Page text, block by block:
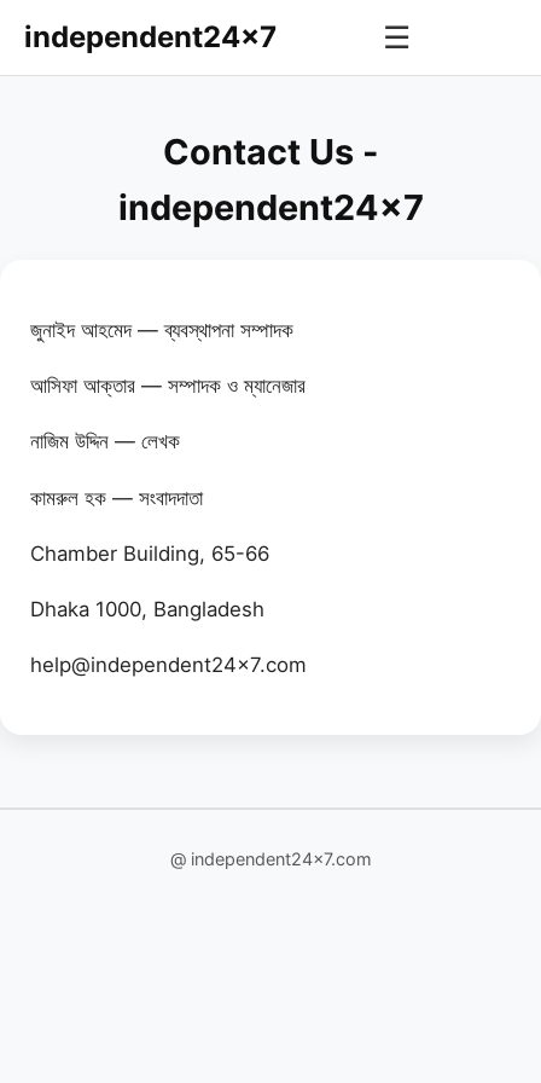
independent24x7 ☰
Contact Us -
independent24x7
জুনাইদ আহমেদ — ব্যবস্থাপনা সম্পাদক
আসিফা আক্তার — সম্পাদক ও ম্যানেজার
নাজিম উদ্দিন — লেখক
কামরুল হক — সংবাদদাতা
Chamber Building, 65-66
Dhaka 1000, Bangladesh
help@independent24x7.com
@ independent24x7.com